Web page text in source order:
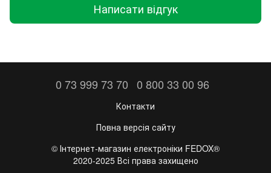
Написати відгук
0 73 999 73 70 0 800 33 00 96
Контакти
Повна версія сайту
©️ Інтернет-магазин електроніки FEDOX®
2020-2025 Всі права захищено